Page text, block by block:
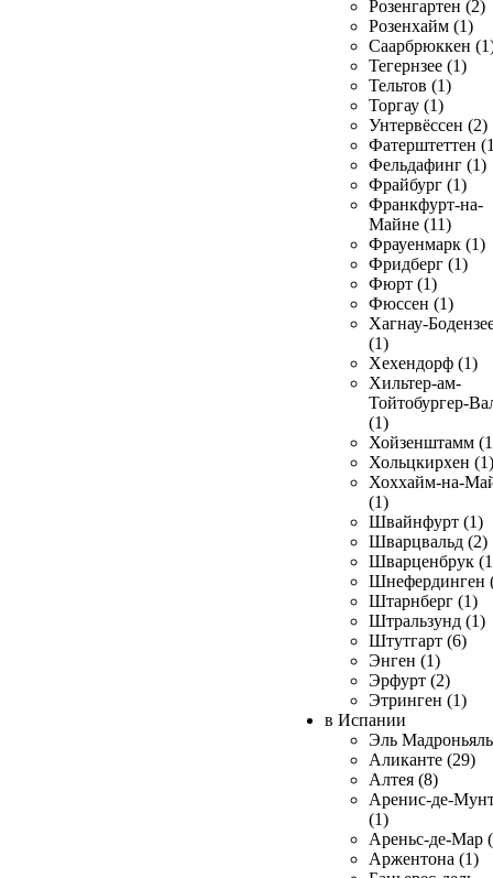
Розенгартен (2)
Розенхайм (1)
Саарбрюккен
Тегернзее (1)
Тельтов (1)
Торгау (1)
Унтервёссен (2)
Фатерштеттен
Фельдафинг (1)
Фрайбург (1)
Франкфурт-на-
Майне (11)
Фрауенмарк (1)
Фридберг (1)
Фюрт (1)
Фюссен (1)
Хагнау-
(1)
Хехендорф (1)
Хильтер-ам-
Тойтобургер-
(1)
Хойзенштамм
Хольцкирхен (1)
Хоххайм-на-
(1)
Швайнфурт (1)
Шварцвальд (2)
Шварценбрук
Шнефердинген
Штарнберг (1)
Штральзунд (1)
Штутгарт (6)
Энген (1)
Эрфурт (2)
Этринген (1)
в Испании
Эль
Аликанте (29)
Алтея (8)
Аренис-де-
(1)
Ареньс-де-Мар
Аржентона (1)